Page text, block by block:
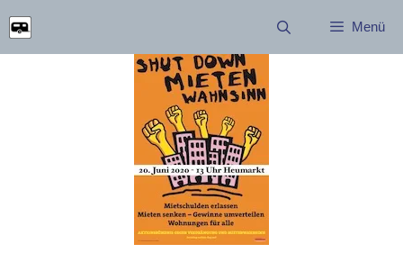
Inhalt
springen
Menü